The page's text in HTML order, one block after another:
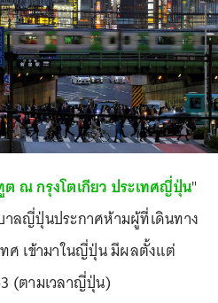
ณ กรุงโตเกียว ประเทศญี่ปุ่น"
าลญี่ปุ่นประกาศห้ามผู้ที่เดินทาง
ศ เข้ามาในญี่ปุ่น มีผลตั้งแต่
(ตามเวลาญี่ปุ่น)